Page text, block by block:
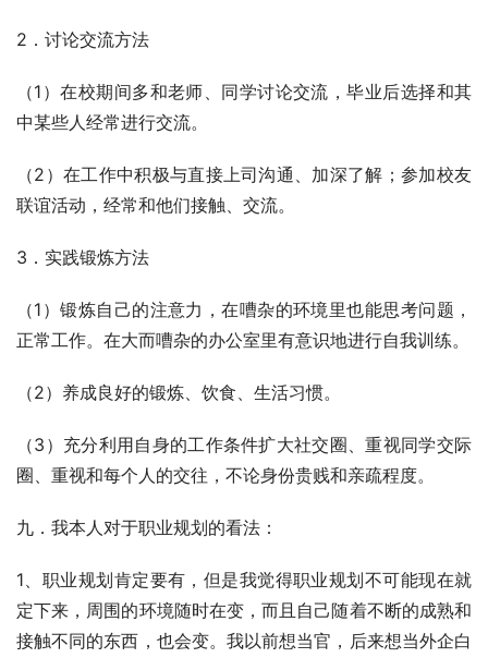
2．讨论交流方法
（1）在校期间多和老师、同学讨论交流，毕业后选择和其
中某些人经常进行交流。
（2）在工作中积极与直接上司沟通、加深了解；参加校友
联谊活动，经常和他们接触、交流。
3．实践锻炼方法
（1）锻炼自己的注意力，在嘈杂的环境里也能思考问题，
正常工作。在大而嘈杂的办公室里有意识地进行自我训练。
（2）养成良好的锻炼、饮食、生活习惯。
（3）充分利用自身的工作条件扩大社交圈、重视同学交际
圈、重视和每个人的交往，不论身份贵贱和亲疏程度。
九．我本人对于职业规划的看法：
1、职业规划肯定要有，但是我觉得职业规划不可能现在就
定下来，周围的环境随时在变，而且自己随着不断的成熟和
接触不同的东西，也会变。我以前想当官，后来想当外企白